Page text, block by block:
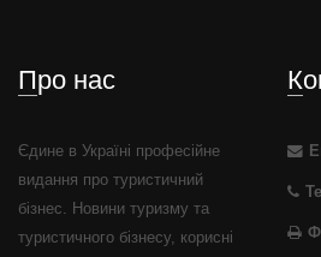
Про нас
Єдине в Україні професійне
видання про туристичний
бізнес. Новини туризму та
туристичного бізнесу, корисні